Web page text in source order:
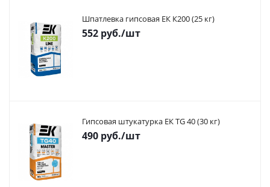
Шпатлевка гипсовая ЕК К200 (25 кг)
552 руб./шт
Гипсовая штукатурка ЕК TG 40 (30 кг)
490 руб./шт